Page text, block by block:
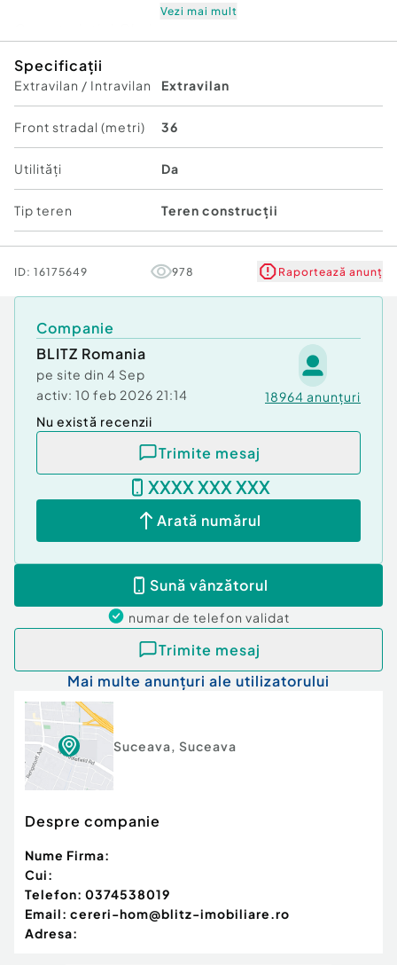
pitorească, oferind o oportunitate unică de
achiziție.
- Suprafață generoasă de 4000 mp, potrivită
pentru diverse proiecte de dezvoltare.
Oportunitate de Investiție:
- Această proprietate reprezintă o investiție
valoroasă într-o zonă cu potențial de creștere și
dezvoltare.
Nu ezitați să ne contactați pentru informații
suplimentare sau pentru a stabili o vizionare a
terenului!
Cod ofertă / ID BLITZ: P131347
Id intern: P131347
Vezi mai mult
Specificații
Extravilan / Intravilan Extravilan
Front stradal (metri) 36
Utilități Da
Tip teren Teren construcții
ID: 16175649 978 Raportează anunț
Companie
BLITZ Romania
pe site din 4 Sep
activ: 10 feb 2026 21:14 18964 anunțuri
Nu există recenzii
Trimite mesaj
XXXX XXX XXX
Arată numărul
Sună vânzătorul
numar de telefon validat
Trimite mesaj
Mai multe anunțuri ale utilizatorului
Suceava, Suceava
Despre companie
Nume Firma:
Cui:
Telefon: 0374538019
Email: cereri-hom@blitz-imobiliare.ro
Adresa: